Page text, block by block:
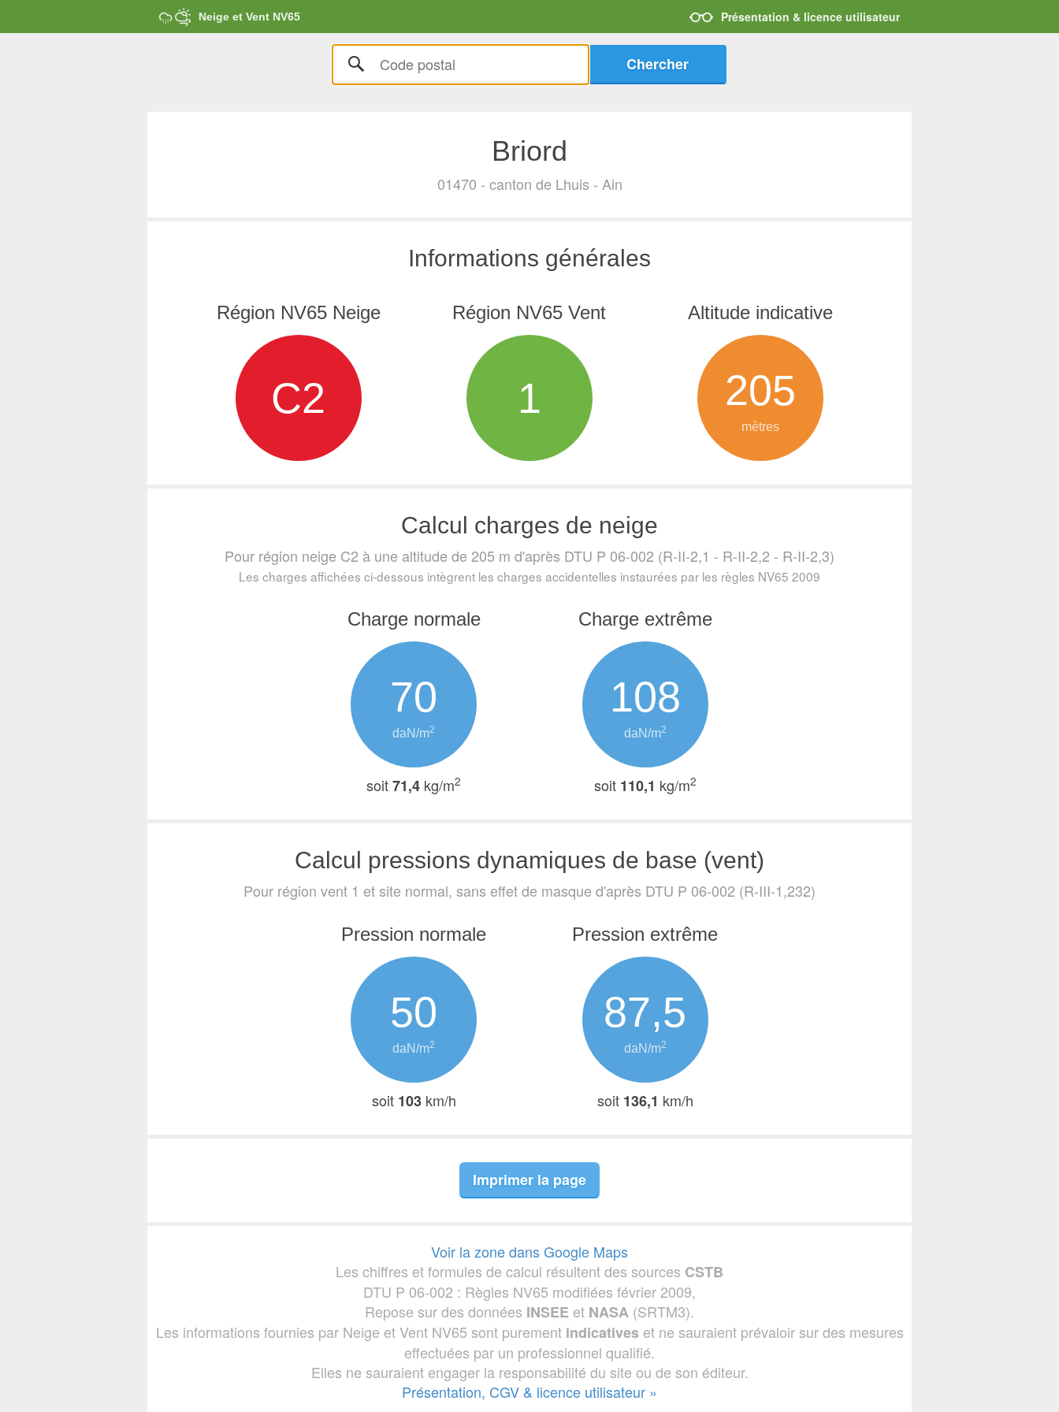
Présentation & licence utilisateur
Neige et Vent NV65
Briord
01470 - canton de Lhuis - Ain
Informations générales
Région NV65 Neige
C2
Région NV65 Vent
1
Altitude indicative
205
mètres
Calcul charges de neige
Pour région neige C2 à une altitude de 205 m d'après DTU P 06-002 (R-II-2,1 - R-II-2,2 - R-II-2,3)
Les charges affichées ci-dessous intègrent les charges accidentelles instaurées par les règles NV65 2009
Charge normale
70
daN/m2
soit71,4 kg/m2
Charge extrême
108
daN/m2
soit 110,1 kg/m2
Calcul pressions dynamiques de base (vent)
Pour région vent 1 et site normal, sans effet de masque d'après DTU P 06-002 (R-III-1,232)
Pression normale
50
daN/m2
soit 103km/h
Pression extrême
87,5
daN/m2
soit 136,1 km/h
Imprimer la page
Voir la zone dans Google Maps
Les chiffres et formules de calcul résultent des sources CSTB
DTU P 06-002 : Règles NV65 modifiées février 2009,
Repose sur des données INSEE et NASA (SRTM3).
Les informations fournies par Neige et Vent NV65 sont purement indicatives et ne sauraient prévaloir sur des mesures
effectuées par un professionnel qualifié.
Elles ne sauraient engager la responsabilité du site ou de son éditeur.
Présentation, CGV & licence utilisateur »